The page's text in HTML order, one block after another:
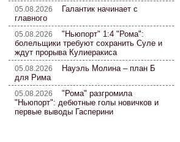
05.08.2026
Галантик начинает с
главного
05.08.2026 "Ньюпорт" 1:4 "Рома":
болельщики требуют сохранить Суле и
ждут прорыва Кулиеракиса
05.08.2026
Науэль Молина – план Б
для Рима
05.08.2026 "Рома" разгромила
"Ньюпорт": дебютные голы новичков и
первые выводы Гасперини